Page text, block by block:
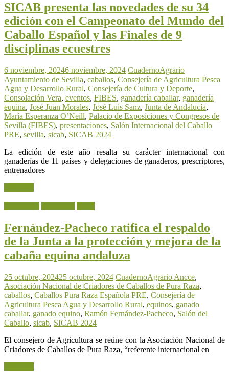
SICAB presenta las novedades de su 34
edición con el Campeonato del Mundo del
Caballo Español y las Finales de 9
disciplinas ecuestres
6 noviembre, 20246 noviembre, 2024 CuadernoAgrario
Ayuntamiento de Sevilla, caballos, Consejería de Agricultura Pesca
Agua y Desarrollo Rural, Consejería de Cultura y Deporte,
Consolación Vera, eventos, FIBES, ganadería caballar, ganadería
equina, José Juan Morales, José Luis Sanz, Junta de Andalucía,
María Esperanza O’Neill, Palacio de Exposiciones y Congresos de
Sevilla (FIBES), presentaciones, Salón Internacional del Caballo
PRE, sevilla, sicab, SICAB 2024
La edición de este año resalta su carácter internacional con
ganaderías de 11 países y delegaciones de ganaderos, prescriptores,
entrenadores
Fernández-Pacheco ratifica el respaldo
de la Junta a la protección y mejora de la
cabaña equina andaluza
25 octubre, 202425 octubre, 2024 CuadernoAgrario Ancce,
Asociación Nacional de Criadores de Caballos de Pura Raza,
caballos, Caballos Pura Raza Española PRE, Consejería de
Agricultura Pesca Agua y Desarrollo Rural, equinos, ganado
caballar, ganado equino, Ramón Fernández-Pacheco, Salón del
Caballo, sicab, SICAB 2024
El consejero de Agricultura se reúne con la Asociación Nacional de
Criadores de Caballos de Pura Raza, “referente internacional en